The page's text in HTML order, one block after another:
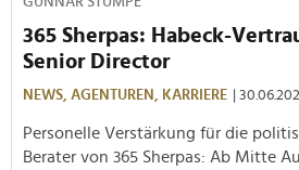
365 Sherpas: Habeck-
Senior Director
NEWS, AGENTUREN, KARRIERE |
Personelle Verstärkung für die
Berater von 365 Sherpas: Ab Mitte